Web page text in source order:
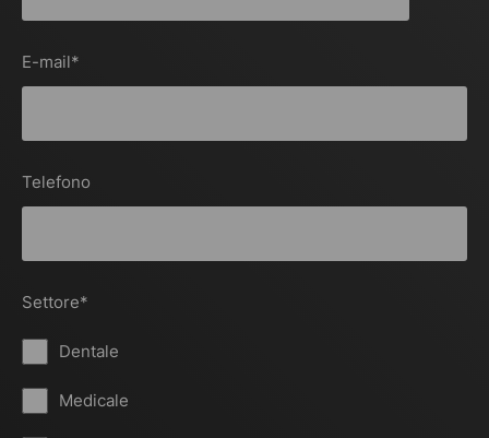
E-mail*
Telefono
Settore*
Dentale
Medicale